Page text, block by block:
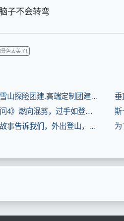
子不会转弯
色太美了!
美的雪山探险团建.高端定制团建.登山团建.领导力团建(8.3分生活片)
《叶问4》燃向混剪，过手如登山，一步一重天(8.3分电影片)
这个故事告诉我们，外出登山，一定要带把削铁如泥的刀！(8.3分娱乐片)